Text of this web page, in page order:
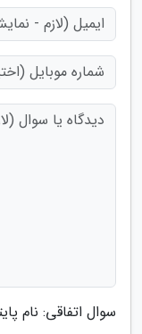
سوال اتفاقی: نام